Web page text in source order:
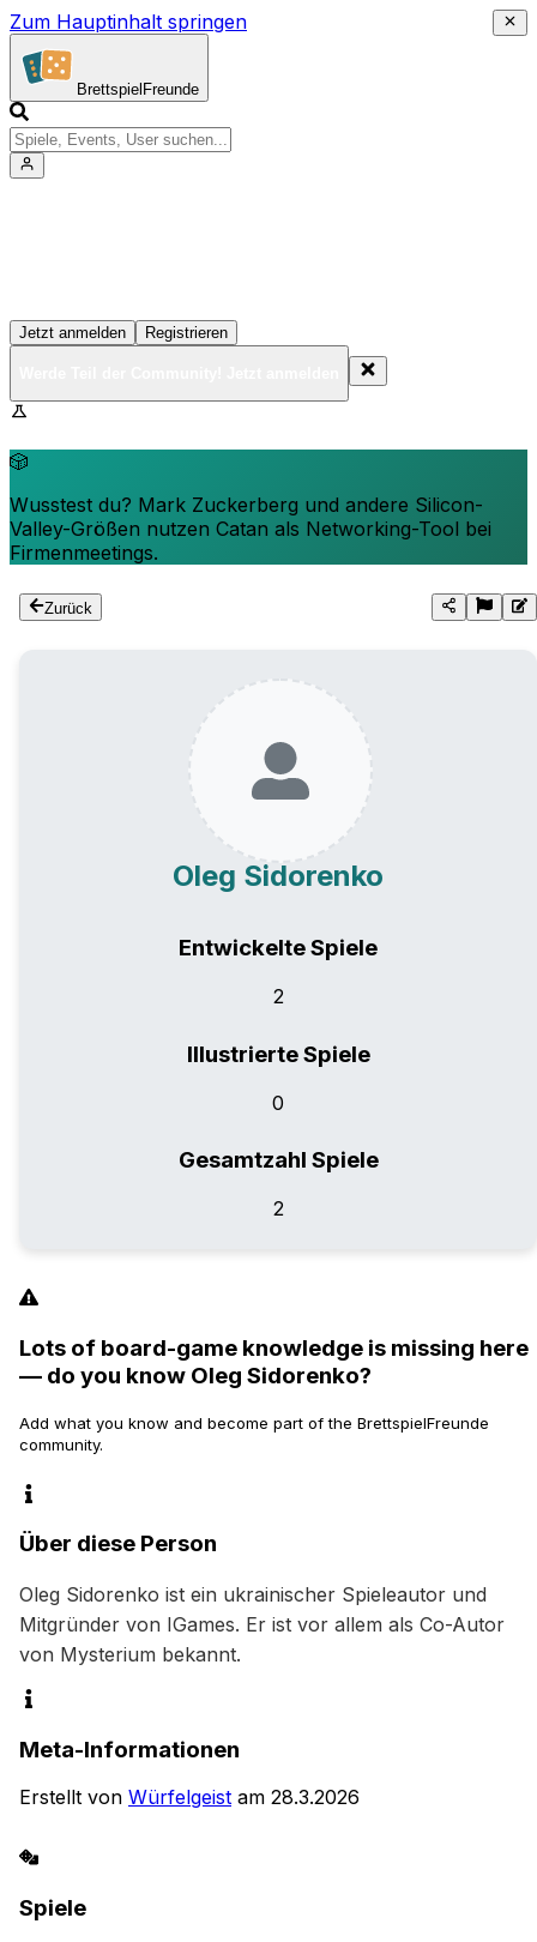
Zum Hauptinhalt springen
Brettspiel Freunde
Jetzt anmelden Registrieren
🎲
Wusstest du? Mark Zuckerberg und andere Silicon-
Valley-Größen nutzen Catan als Networking-Tool bei
Firmenmeetings.
Zurück
Oleg Sidorenko
Entwickelte Spiele
2
Illustrierte Spiele
0
Gesamtzahl Spiele
2
Lots of board-game knowledge is missing here
— do you know Oleg Sidorenko?
Add what you know and become part of the BrettspielFreunde
community.
Über diese Person
Oleg Sidorenko ist ein ukrainischer Spieleautor und
Mitgründer von IGames. Er ist vor allem als Co-Autor
von Mysterium bekannt.
Meta-Informationen
Erstellt von Würfelgeist am 28.3.2026
Spiele